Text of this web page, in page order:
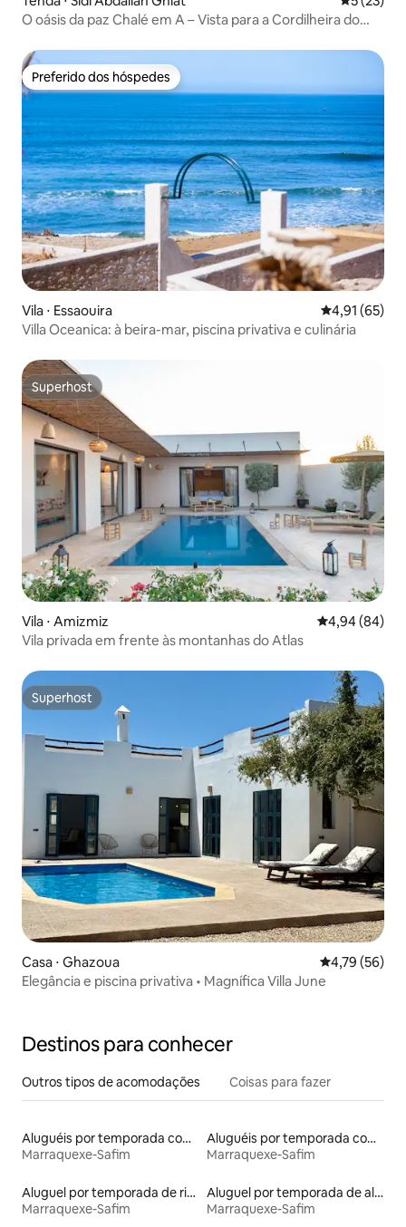
O oásis da paz Chalé em A – Vista para a Cordilheira do
Preferido dos hóspedes
Preferido dos hóspedes
Vila ⋅ Essaouira 4,91 de uma
4,91 (65)
Villa Oceanica: à beira-mar, piscina privativa e culinária
Superhost
Superhost
Vila ⋅ Amizmiz 4,94 de uma
4,94 (84)
Vila privada em frente às montanhas do Atlas
Superhost
Superhost
Casa ⋅ Ghazoua 4,79 de uma
4,79 (56)
Elegância e piscina privativa • Magnífica Villa June
Destinos para conhecer
Outros tipos de acomodações Coisas para fazer
Aluguéis por temporada com acesso à praia
Marraquexe-Safim
Aluguéis por temporada com cama de altura acessível
Marraquexe-Safim
Aluguel por temporada de riads
Marraquexe-Safim
Aluguel por temporada de alojamentos ecológicos
Marraquexe-Safim